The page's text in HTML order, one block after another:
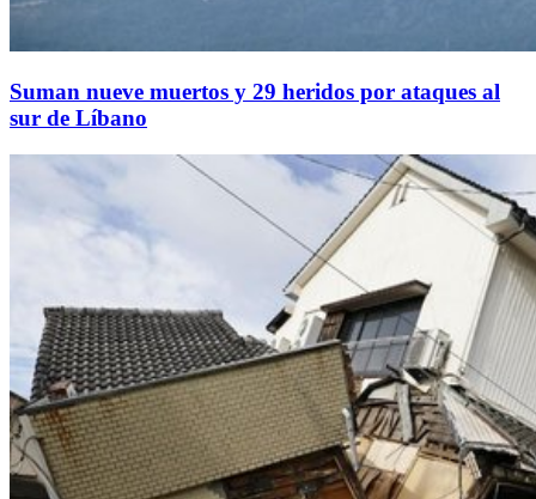
Suman nueve muertos y 29 heridos por ataques al
sur de Líbano